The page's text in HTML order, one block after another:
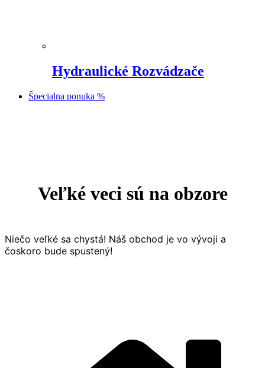
Hydraulické Rozvádzače
Špecialna ponuka %
Veľké veci sú na obzore
Niečo veľké sa chystá! Náš obchod je vo vývoji a
čoskoro bude spustený!